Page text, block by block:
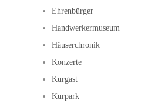
Ehrenbürger
Handwerkermuseum
Häuserchronik
Konzerte
Kurgast
Kurpark